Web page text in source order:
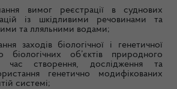
вимог реєстрації в суднових
із шкідливими речовинами та
та лляльними водами;
заходів біологічної і генетичної
біологічних об’єктів природного
час створення, дослідження та
генетично модифікованих
системі;